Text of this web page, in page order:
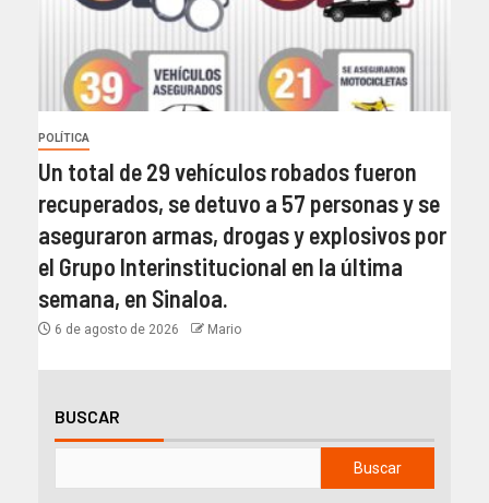
POLÍTICA
Un total de 29 vehículos robados fueron
recuperados, se detuvo a 57 personas y se
aseguraron armas, drogas y explosivos por
el Grupo Interinstitucional en la última
semana, en Sinaloa.
6 de agosto de 2026 Mario
BUSCAR
Buscar